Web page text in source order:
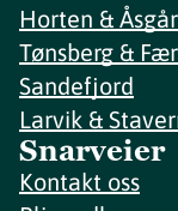
Horten &
Tønsberg &
Sandefjord
Larvik &
Snarveier
Kontakt oss